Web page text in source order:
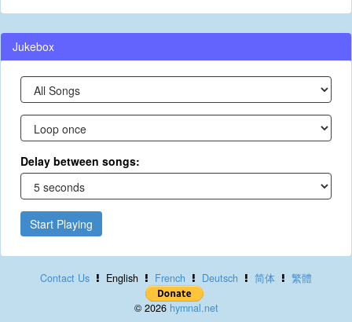
Jukebox
Delay between songs:
Start Playing
Contact Us English French Deutsch 简体 繁體
© 2026 hymnal.net